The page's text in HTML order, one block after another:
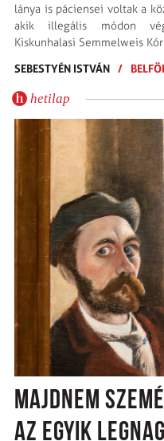
lánya is páciensei voltak a
akik illegális módon
Kiskunhalasi Semmelweis
SEBESTYÉN ISTVÁN /
hetilap
MAJDNEM
AZ EGYIK